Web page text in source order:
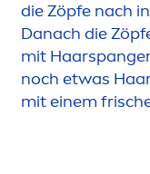
die Zöpfe nach
Danach die
mit
noch etwas
mit einem